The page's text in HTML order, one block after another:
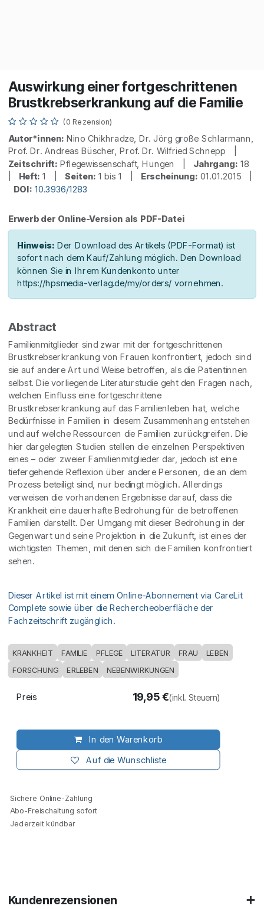
Auswirkung einer fortgeschrittenen
Brustkrebserkrankung auf die Familie
(0 Rezension)
Autor*innen: Nino Chikhradze, Dr. Jörg große Schlarmann,
Prof. Dr. Andreas Büscher, Prof. Dr. Wilfried Schnepp |
Zeitschrift: Pflegewissenschaft, Hungen | Jahrgang: 18
Heft: 1 | Seiten: 1 bis 1 | Erscheinung: 01.01.2015 |
DOI: 10.3936/1283
Erwerb der Online-Version als PDF-Datei
Hinweis: Der Download des Artikels (PDF-Format) ist
sofort nach dem Kauf/Zahlung möglich. Den Download
können Sie in Ihrem Kundenkonto unter
https://hpsmedia-verlag.de/my/orders/ vornehmen.
Abstract
Familienmitglieder sind zwar mit der fortgeschrittenen
Brustkrebserkrankung von Frauen konfrontiert, jedoch sind
sie auf andere Art und Weise betroffen, als die Patientinnen
selbst. Die vorliegende Literaturstudie geht den Fragen nach,
welchen Einfluss eine fortgeschrittene
Brustkrebserkrankung auf das Familienleben hat, welche
Bedürfnisse in Familien in diesem Zusammenhang entstehen
und auf welche Ressourcen die Familien zurückgreifen. Die
hier dargelegten Studien stellen die einzelnen Perspektiven
eines – oder zweier Familienmitglieder dar, jedoch ist eine
tiefergehende Reflexion über andere Personen, die an dem
Prozess beteiligt sind, nur bedingt möglich. Allerdings
verweisen die vorhandenen Ergebnisse darauf, dass die
Krankheit eine dauerhafte Bedrohung für die betroffenen
Familien darstellt. Der Umgang mit dieser Bedrohung in der
Gegenwart und seine Projektion in die Zukunft, ist eines der
wichtigsten Themen, mit denen sich die Familien konfrontiert
sehen.
Dieser Artikel ist mit einem Online-Abonnement via CareLit
Complete sowie über die Rechercheoberfläche der
Fachzeitschrift zugänglich.
KRANKHEIT FAMILIE PFLEGE LITERATUR FRAU LEBEN
FORSCHUNG ERLEBEN NEBENWIRKUNGEN
In den Warenkorb
Auf die Wunschliste
Preis 19,95€(inkl. Steuern)
Sichere Online-Zahlung
Abo-Freischaltung sofort
Jederzeit kündbar
Kundenrezensionen